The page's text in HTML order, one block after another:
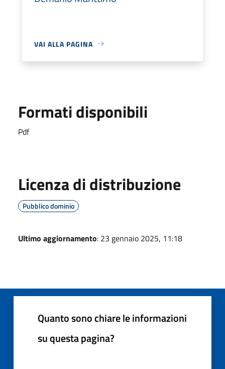
VAI ALLA PAGINA
Formati disponibili
Pdf
Licenza di distribuzione
Pubblico dominio
Ultimo aggiornamento: 23 gennaio 2025, 11:18
Quanto sono chiare le informazioni
su questa pagina?